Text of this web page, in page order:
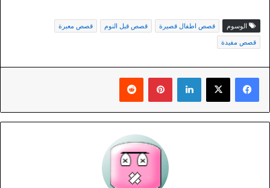
الوسوم قصص اطفال قصيرة قصص قبل النوم
قصص معبرة
قصص مفيدة
لينكدإن بينتيريست